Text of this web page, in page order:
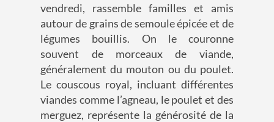
vendredi, rassemble familles et amis
autour de grains de semoule épicée et de
légumes bouillis. On le couronne
souvent de morceaux de viande,
généralement du mouton ou du poulet.
Le couscous royal, incluant différentes
viandes comme l’agneau, le poulet et des
merguez, représente la générosité de la